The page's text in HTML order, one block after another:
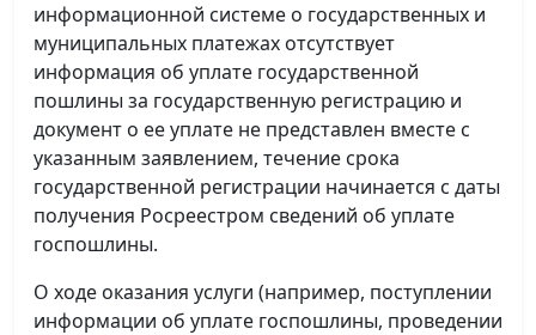
информационной системе о государственных и
муниципальных платежах отсутствует
информация об уплате государственной
пошлины за государственную регистрацию и
документ о ее уплате не представлен вместе с
указанным заявлением, течение срока
государственной регистрации начинается с даты
получения Росреестром сведений об уплате
госпошлины.
О ходе оказания услуги (например, поступлении
информации об уплате госпошлины, проведении